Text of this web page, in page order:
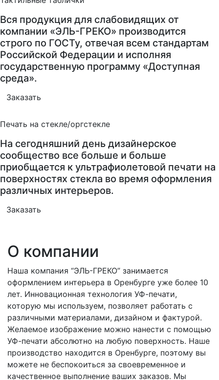
Вся продукция для слабовидящих от
компании «ЭЛЬ-ГРЕКО» производится
строго по ГОСТу, отвечая всем стандартам
Российской Федерации и исполняя
государственную программу «Доступная
среда».
Заказать
Печать на стекле/оргстекле
На сегодняшний день дизайнерское
сообщество все больше и больше
приобщается к ультрафиолетовой печати на
поверхностях стекла во время оформления
различных интерьеров.
Заказать
О компании
Наша компания “ЭЛЬ-ГРЕКО” занимается
оформлением интерьера в Оренбурге уже более 10
лет. Инновационная технология УФ-печати,
которую мы используем, позволяет работать с
различными материалами, дизайном и фактурой.
Желаемое изображение можно нанести с помощью
УФ-печати абсолютно на любую поверхность. Наше
производство находится в Оренбурге, поэтому вы
можете не беспокоиться за своевременное и
качественное выполнение ваших заказов. Мы